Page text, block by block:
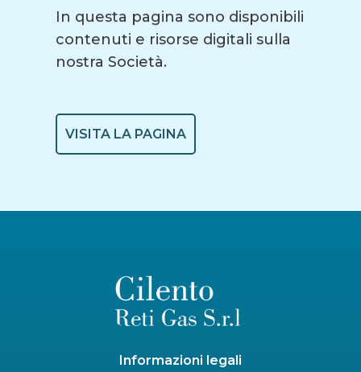
In questa pagina sono disponibili
contenuti e risorse digitali sulla
nostra Società.
VISITA LA PAGINA
Informazioni legali